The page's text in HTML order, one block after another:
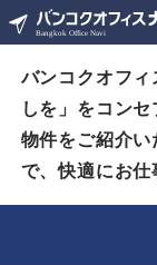
バンコクオフ
しを」をコン
物件をご紹介
で、快適にお仕